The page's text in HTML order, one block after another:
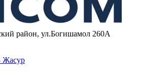
район, ул.Богишамол 260А
Жасур